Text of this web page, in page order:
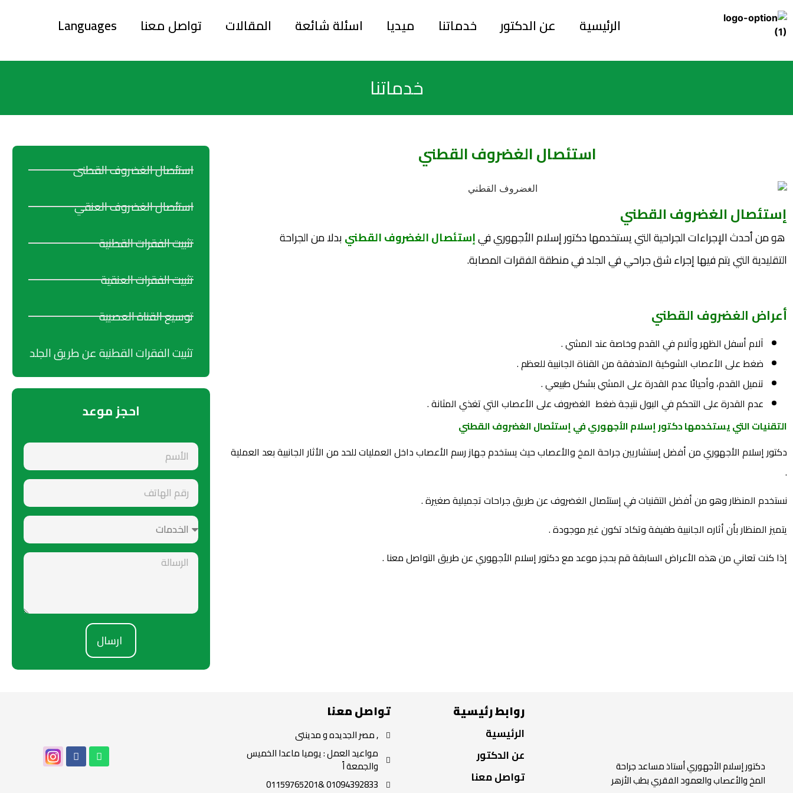
الرئيسية عن الدكتور خدماتنا ميديا اسئلة شائعة المقالات تواصل معنا Languages
خدماتنا
استئصال الغضروف القطني
إستئصال الغضروف القطني
هو من أحدث الإجراءات الجراحيةالتي يستخدمها دكتور إسلام الأجهوري فيإستئصال الغضروف القطنيبدلا من الجراحة
التقليدية التي يتم فيها إجراء شق جراحي في الجلد في منطقة الفقرات المصابة.
أعراض الغضروف القطني
آلام أسفل الظهر وآلام في القدم وخاصة عند المشي .
ضغط على الأعصاب الشوكية المتدفقة من القناة الجانبية للعظم .
تنميل القدم، وأحيانًا عدم القدرة على المشي بشكل طبيعي .
عدم القدرة على التحكم في البول نتيجة ضغط الغضروف على الأعصاب التي تغذي المثانة .
التقنيات التي يستخدمها دكتور إسلام الأجهوري في إستئصال الغضروف القطني
دكتور إسلام الأجهوري من أفضل إستشاريين جراحة المخ والأعصاب حيث يستخدم جهاز رسم الأعصاب داخل العمليات للحد من الأثار الجانبية بعد العملية
.
نستخدم المنظار وهو من أفضل التقنيات في إستئصال الغضروف عن طريق جراحات تجميلية صغيرة .
يتميز المنظار بأن أثاره الجانبية طفيفة وتكاد تكون غير موجودة .
إذا كنت تعاني من هذه الأعراض السابقة قم بحجز موعد مع دكتور إسلام الأجهوري عن طريق التواصل معنا .
استئصال الغضروف القطنى
استئصال الغضروف العنقي
تثبيت الفقرات القطنية
تثبيت الفقرات العنقية
توسيع القناة العصبية
تثبيت الفقرات القطنية عن طريق الجلد
احجز موعد
ارسال
دكتور إسلام الأجهوري أستاذ مساعد جراحة
المخ والأعصاب والعمود الفقري بطب الأزهر
روابط رئيسية
الرئيسية
عن الدكتور
تواصل معنا
تواصل معنا
, مصر الجديده و مدينتى
مواعيد العمل : يوميا ماعدا الخميس
والجمعة اً
01094392833 &01159765201